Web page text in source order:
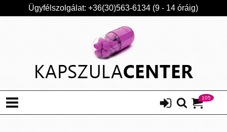
Ügyfélszolgálat: +36(30)563-6134 (9 - 14 óráig)
105